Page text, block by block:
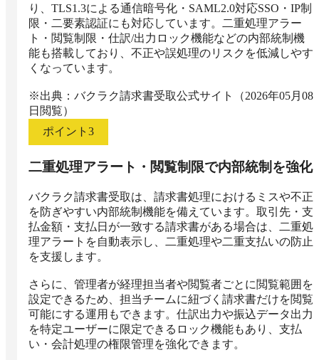
り、TLS1.3による通信暗号化・SAML2.0対応SSO・IP制
限・二要素認証にも対応しています。二重処理アラー
ト・閲覧制限・仕訳/出力ロック機能などの内部統制機
能も搭載しており、不正や誤処理のリスクを低減しやす
くなっています。
※出典：バクラク請求書受取公式サイト（2026年05月08
日閲覧）
ポイント 3
二重処理アラート・閲覧制限で内部統制を強化
バクラク請求書受取は、請求書処理におけるミスや不正
を防ぎやすい内部統制機能を備えています。取引先・支
払金額・支払日が一致する請求書がある場合は、二重処
理アラートを自動表示し、二重処理や二重支払いの防止
を支援します。
さらに、管理者が経理担当者や閲覧者ごとに閲覧範囲を
設定できるため、担当チームに紐づく請求書だけを閲覧
可能にする運用もできます。仕訳出力や振込データ出力
を特定ユーザーに限定できるロック機能もあり、支払
い・会計処理の権限管理を強化できます。